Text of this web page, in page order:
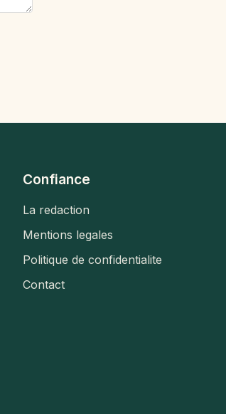
Confiance
La redaction
Mentions legales
Politique de confidentialite
Contact